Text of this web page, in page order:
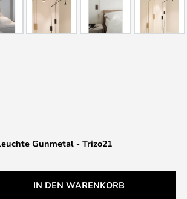
Gunmetal - Trizo21
IN DEN WARENKORB